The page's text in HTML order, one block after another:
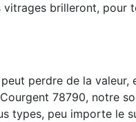
vitrages brilleront, pour
perdre de la valeur,
78790, notre
types, peu importe le